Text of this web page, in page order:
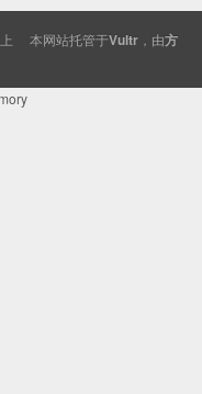
本网站托管于Vultr ，由方